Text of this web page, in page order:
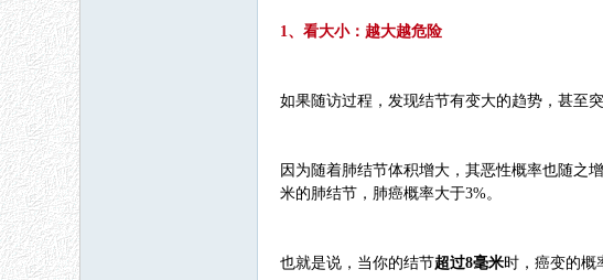
1、看大小：越大越危险
如果随访过程，发现结节有变大的趋势，甚至
因为随着肺结节体积增大，其恶性概率也随之
米的肺结节，肺癌概率大于3%。
也就是说，当你的结节超过8毫米时，癌变的概